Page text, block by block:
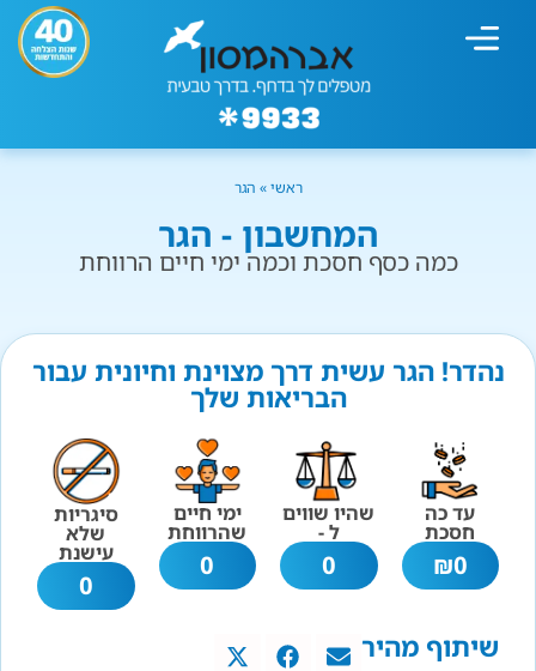
ראשי» הגר
המחשבון - הגר
כמה כסף חסכת וכמה ימי חיים הרווחת
נהדר! הגר עשית דרך מצוינת וחיונית עבור
הבריאות שלך
עד כה
חסכת
0
₪
שהיו שווים
ל -
0
ימי חיים
שהרווחת
0
סיגריות
שלא
עישנת
0
שיתוף מהיר